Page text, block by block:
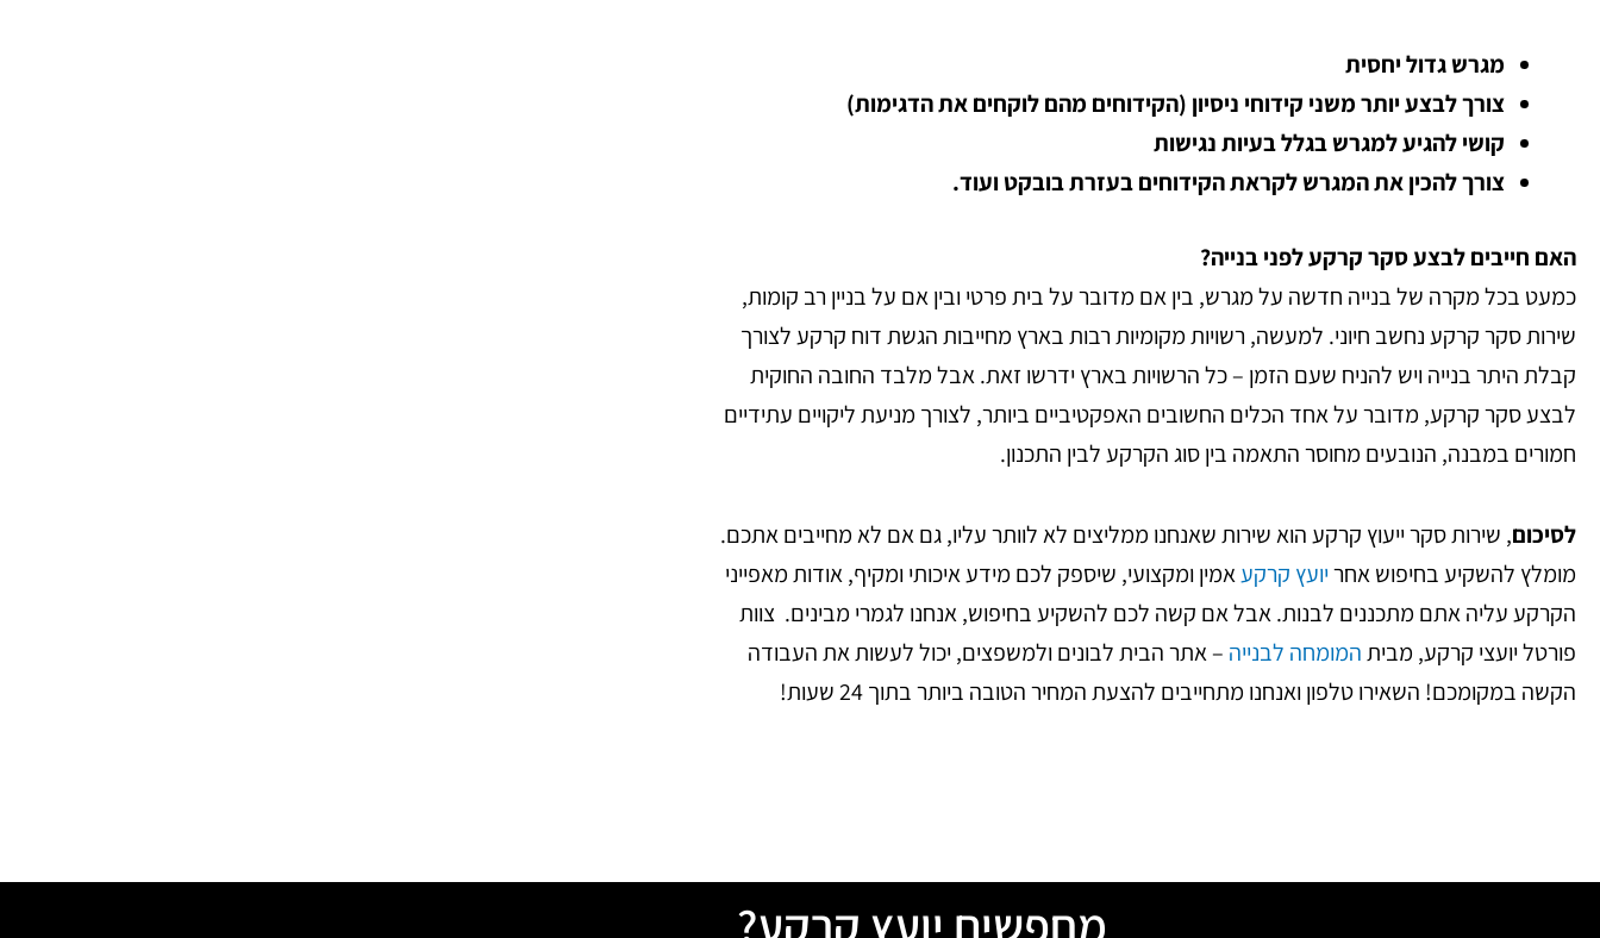
מגרש גדול יחסית
צורך לבצע יותר משני קידוחי ניסיון (הקידוחים מהם לוקחים את הדגימות)
קושי להגיע למגרש בגלל בעיות נגישות
צורך להכין את המגרש לקראת הקידוחים בעזרת בובקט ועוד.
האם חייבים לבצע סקר קרקע לפני בנייה?
כמעט בכל מקרה של בנייה חדשה על מגרש, בין אם מדובר על בית פרטי ובין אם על בניין רב קומות,
שירות סקר קרקע נחשב חיוני. למעשה, רשויות מקומיות רבות בארץ מחייבות הגשת דוח קרקע לצורך
קבלת היתר בנייה ויש להניח שעם הזמן – כל הרשויות בארץ ידרשו זאת.אבל מלבד החובה החוקית
לבצע סקר קרקע, מדובר על אחד הכלים החשובים האפקטיביים ביותר, לצורך מניעת ליקויים עתידיים
חמורים במבנה, הנובעים מחוסר התאמה בין סוג הקרקע לבין התכנון.
לסיכום, שירות סקר ייעוץ קרקע הוא שירות שאנחנו ממליצים לא לוותר עליו, גם אם לא מחייבים אתכם.
מומלץ להשקיע בחיפוש אחריועץ קרקעאמין ומקצועי, שיספק לכם מידע איכותי ומקיף, אודות מאפייני
הקרקע עליה אתם מתכננים לבנות.אבל אם קשה לכם להשקיע בחיפוש, אנחנו לגמרי מבינים. צוות
פורטל יועצי קרקע, מביתהמומחה לבנייה – אתר הבית לבונים ולמשפצים, יכול לעשות את העבודה
הקשה במקומכם! השאירו טלפון ואנחנו מתחייבים להצעת המחיר הטובה ביותר בתוך 24 שעות!
מחפשים יועץ קרקע?